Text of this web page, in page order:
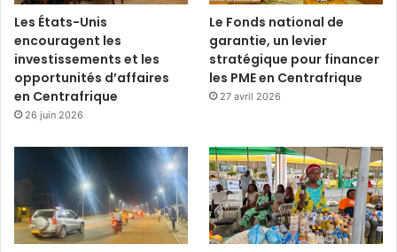
Les États-Unis
encouragent les
investissements et les
opportunités d’affaires
en Centrafrique
26 juin 2026
Le Fonds national de
garantie, un levier
stratégique pour financer
les PME en Centrafrique
27 avril 2026